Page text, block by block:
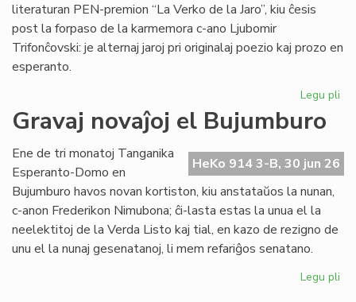
literaturan PEN-premion “La Verko de la Jaro”, kiu ĉesis
post la forpaso de la karmemora c-ano Ljubomir
Trifonĉovski: je alternaj jaroj pri originalaj poezio kaj prozo en
esperanto.
Legu pli
Gravaj novaĵoj el Bujumburo
HeKo 914 3-B, 30 jun 26
Ene de tri monatoj Tanganika
Esperanto-Domo en
Bujumburo havos novan kortiston, kiu anstataŭos la nunan,
c-anon Frederikon Nimubona; ĉi-lasta estas la unua el la
neelektitoj de la Verda Listo kaj tial, en kazo de rezigno de
unu el la nunaj gesenatanoj, li mem refariĝos senatano.
Legu pli